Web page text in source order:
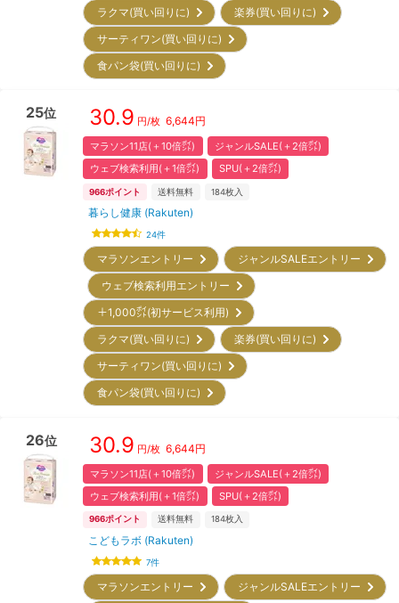
ラクマ(買い回りに)
楽券(買い回りに)
サーティワン(買い回りに)
食パン袋(買い回りに)
25位 30.9 円/枚 6,644円
マラソン11店(＋10倍㌽)
ジャンルSALE(＋2倍㌽)
ウェブ検索利用(＋1倍㌽)
SPU(＋2倍㌽)
966ポイント 送料無料 184枚入
暮らし健康 (Rakuten)
24件
マラソンエントリー
ジャンルSALEエントリー
ウェブ検索利用エントリー
＋1,000㌽(初サービス利用)
ラクマ(買い回りに)
楽券(買い回りに)
サーティワン(買い回りに)
食パン袋(買い回りに)
26位 30.9 円/枚 6,644円
マラソン11店(＋10倍㌽)
ジャンルSALE(＋2倍㌽)
ウェブ検索利用(＋1倍㌽)
SPU(＋2倍㌽)
966ポイント 送料無料 184枚入
こどもラボ (Rakuten)
7件
マラソンエントリー
ジャンルSALEエントリー